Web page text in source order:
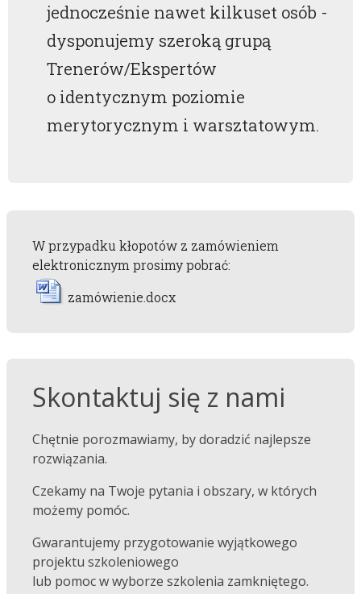
jednocześnie nawet kilkuset osób -
dysponujemy szeroką grupą
Trenerów/Ekspertów
o identycznym poziomie
merytorycznym i warsztatowym.
W przypadku kłopotów z zamówieniem
elektronicznym prosimy pobrać:
zamówienie.docx
Skontaktuj się z nami
Chętnie porozmawiamy, by doradzić najlepsze
rozwiązania.
Czekamy na Twoje pytania i obszary, w których
możemy pomóc.
Gwarantujemy przygotowanie wyjątkowego
projektu szkoleniowego
lub pomoc w wyborze szkolenia zamkniętego.